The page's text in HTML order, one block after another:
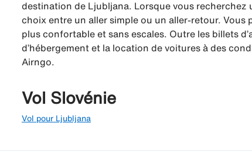
destination de Ljubljana. Lorsque vous recherchez
choix entre un aller simple ou un aller-retour.
plus confortable et sans escales. Outre les billets
d’hébergement et la location de voitures à des
Airngo.
Vol Slovénie
Vol pour Ljubljana